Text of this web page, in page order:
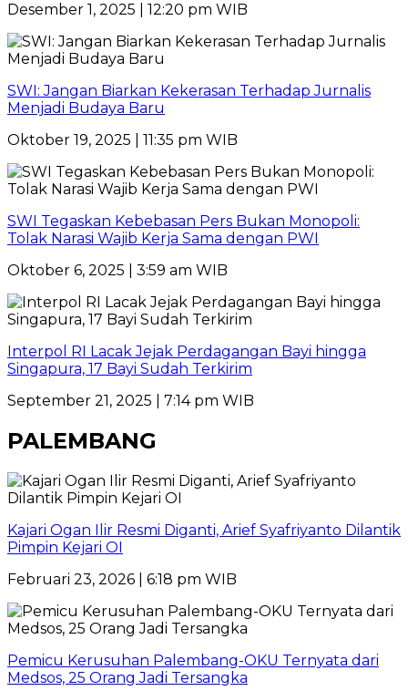
Desember 1, 2025 | 12:20 pm WIB
SWI: Jangan Biarkan Kekerasan Terhadap Jurnalis
Menjadi Budaya Baru
Oktober 19, 2025 | 11:35 pm WIB
SWI Tegaskan Kebebasan Pers Bukan Monopoli:
Tolak Narasi Wajib Kerja Sama dengan PWI
Oktober 6, 2025 | 3:59 am WIB
Interpol RI Lacak Jejak Perdagangan Bayi hingga
Singapura, 17 Bayi Sudah Terkirim
September 21, 2025 | 7:14 pm WIB
PALEMBANG
Kajari Ogan Ilir Resmi Diganti, Arief Syafriyanto Dilantik
Pimpin Kejari OI
Februari 23, 2026 | 6:18 pm WIB
Pemicu Kerusuhan Palembang-OKU Ternyata dari
Medsos, 25 Orang Jadi Tersangka